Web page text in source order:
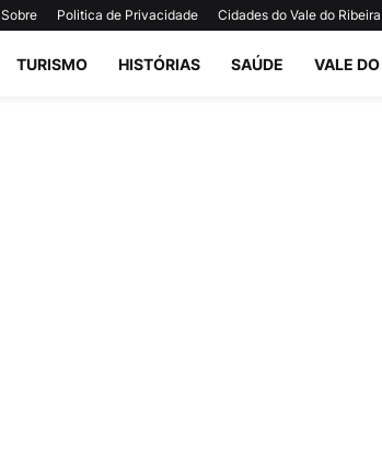
Sobre Politica de Privacidade Cidades do Vale do Ribeira
TURISMO HISTÓRIAS SAÚDE VALE